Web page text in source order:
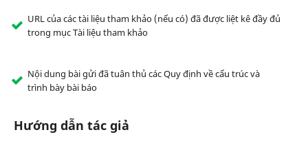
URL của các tài liệu tham khảo (nếu có) đã được liệt kê đầy đủ
trong mục Tài liệu tham khảo
Nội dung bài gửi đã tuân thủ các Quy định về cấu trúc và
trình bày bài báo
Hướng dẫn tác giả